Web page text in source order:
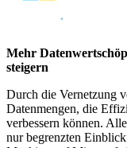
Mehr
steigern
Durch die Vernetzung
Datenmengen, die
verbessern können.
nur begrenzten